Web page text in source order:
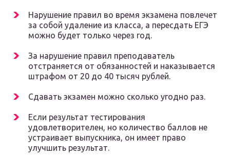
Нарушение правил во время экзамена повлечет
за собой удаление из класса, а пересдать ЕГЭ
можно будет только через год.
За нарушение правил преподаватель
отстраняется от обязанностей и наказывается
штрафом от 20 до 40 тысяч рублей.
Сдавать экзамен можно сколько угодно раз.
Если результат тестирования
удовлетворителен, но количество баллов не
устраивает выпускника, он имеет право
улучшить результат.